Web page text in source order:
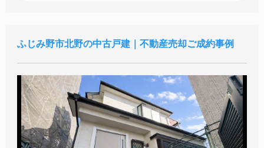
ふじみ野市北野の中古戸建｜不動産売却ご成約事例